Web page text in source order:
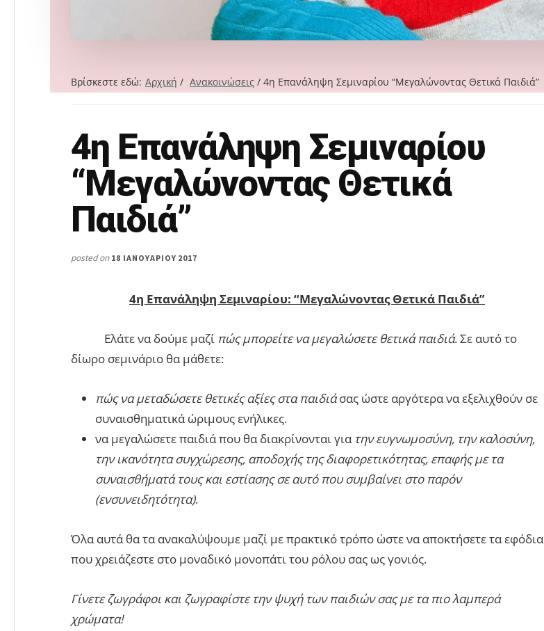
Βρίσκεστε εδώ: Αρχική / Ανακοινώσεις / 4η Επανάληψη Σεμιναρίου “Μεγαλώνοντας Θετικά Παιδιά”
Search
this
website
4η Επανάληψη Σεμιναρίου
“Μεγαλώνοντας Θετικά
Παιδιά”
posted on 18 ΙΑΝΟΥΑΡΊΟΥ 2017
4η Επανάληψη Σεμιναρίου: “Μεγαλώνοντας Θετικά Παιδιά”
Ελάτε να δούμε μαζί πώς μπορείτε να μεγαλώσετε θετικά παιδιά. Σε αυτό το
δίωρο σεμινάριο θα μάθετε:
πώς να μεταδώσετε θετικές αξίες στα παιδιάσας ώστε αργότερα να εξελιχθούν σε
συναισθηματικά ώριμους ενήλικες.
να μεγαλώσετε παιδιά που θα διακρίνονται για την ευγνωμοσύνη, την καλοσύνη,
την ικανότητα συγχώρεσης, αποδοχής της διαφορετικότητας, επαφής με τα
συναισθήματά τους και εστίασης σε αυτό που συμβαίνει στο παρόν
(ενσυνειδητότητα).
Όλα αυτά θα τα ανακαλύψουμε μαζί με πρακτικό τρόπο ώστε να αποκτήσετε τα εφόδια
που χρειάζεστε στο μοναδικό μονοπάτι του ρόλου σας ως γονιός.
Γίνετε ζωγράφοι και ζωγραφίστε την ψυχή των παιδιών σας με τα πιο λαμπερά
χρώματα!